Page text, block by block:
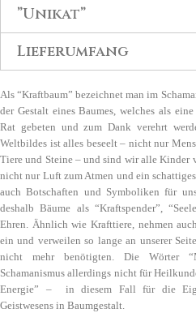
”Unikat”
Lieferumfang
Als “Kraftbaum” bezeichnet man im
der Gestalt eines Baumes, welches als
Rat gebeten und zum Dank verehrt
Weltbildes ist alles beseelt – nicht nur
Tiere und Steine – und sind wir alle Kinder
nicht nur Luft zum Atmen und ein
auch Botschaften und Symboliken für
deshalb Bäume als “Kraftspender”,
Ehren. Ähnlich wie Krafttiere, nehmen
ein und verweilen so lange an unserer
nicht mehr benötigten. Die Wörter
Schamanismus allerdings nicht für
Energie” – in diesem Fall für die
Geistwesens in Baumgestalt.